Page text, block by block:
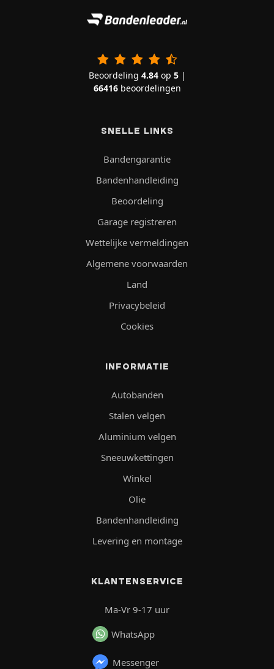
Beoordeling 4.84op 5|
66416beoordelingen
SNELLE LINKS
Bandengarantie
Bandenhandleiding
Beoordeling
Garage registreren
Wettelijke vermeldingen
Algemene voorwaarden
Land
Privacybeleid
Cookies
INFORMATIE
Autobanden
Stalen velgen
Aluminium velgen
Sneeuwkettingen
Winkel
Olie
Bandenhandleiding
Levering en montage
KLANTENSERVICE
Ma-Vr 9-17 uur
WhatsApp
Messenger